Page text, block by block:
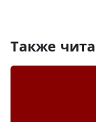
Также